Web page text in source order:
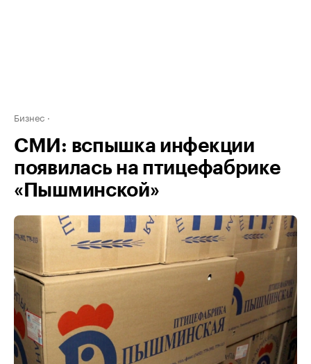
Бизнес
СМИ: вспышка инфекции
появилась на птицефабрике
«Пышминской»